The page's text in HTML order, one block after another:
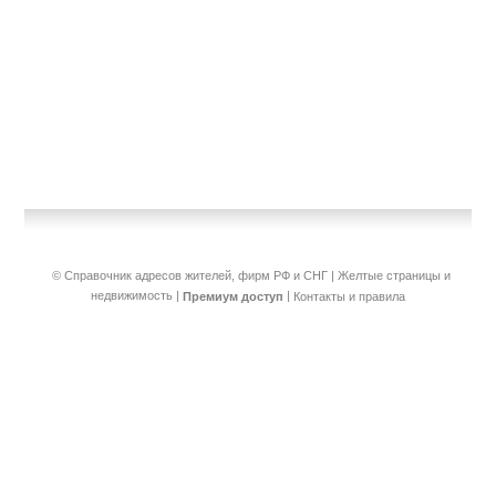
© Справочник адресов жителей, фирм РФ и СНГ | Желтые страницы и
недвижимость | Премиум доступ | Контакты и правила